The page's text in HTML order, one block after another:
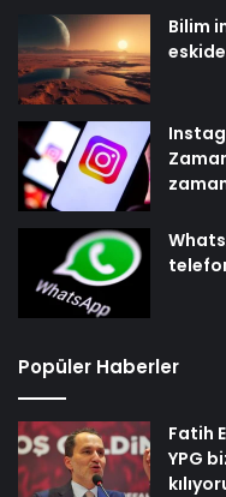
Bilim
Popüler Haberler
Fatih
YPG